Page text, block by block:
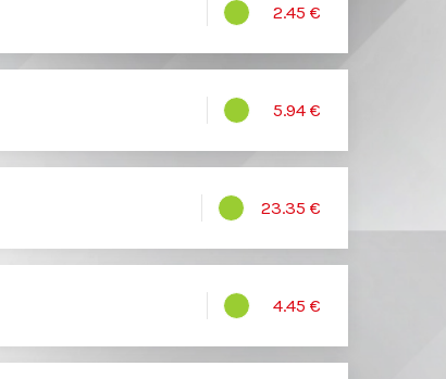
2.45 €
5.94 €
23.35 €
4.45 €